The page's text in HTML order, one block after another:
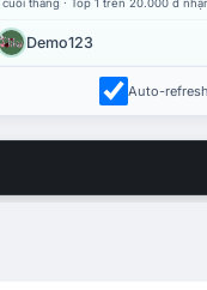
tháng · Top 1 trên 20.000 đ
Demo123
Auto-